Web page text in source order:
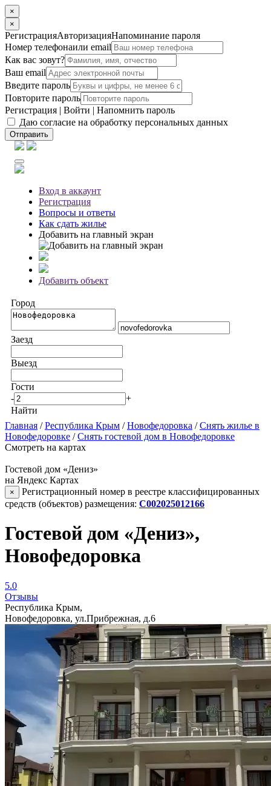
×
×
РегистрацияАвторизацияНапоминание пароля
Номер телефонаили email
Как вас зовут?
Ваш email
Введите пароль
Повторите пароль
Регистрация | Войти | Напомнить пароль
Даю согласие на обработку персональных данных
Отправить
Вход в аккаунт
Регистрация
Вопросы и ответы
Как сдать жилье
Добавить на главный экран
Добавить объект
Город
Заезд
Выезд
Гости
-
+
Найти
Главная /Республика Крым /Новофедоровка /Снять жилье в
Новофедоровке /Снять гостевой дом в Новофедоровке
Смотреть на картах
Гостевой дом «Дениз»
на Яндекс Картах
×
Регистрационный номер в реестре классифицированных
средств (объектов) размещения: С002025012166
Гостевой дом «Дениз»,
Новофедоровка
5.0
Отзывы
Республика Крым,
Новофедоровка, ул.Прибрежная, д.6